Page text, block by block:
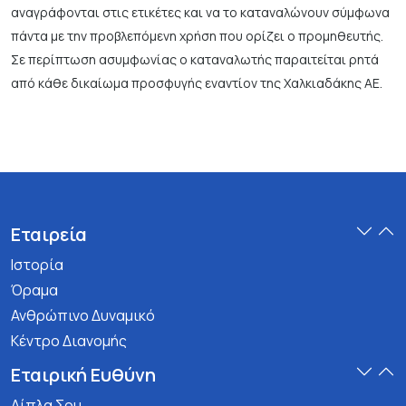
αναγράφονται στις ετικέτες και να το καταναλώνουν σύμφωνα
πάντα με την προβλεπόμενη χρήση που ορίζει ο προμηθευτής.
Σε περίπτωση ασυμφωνίας ο καταναλωτής παραιτείται ρητά
από κάθε δικαίωμα προσφυγής εναντίον της Χαλκιαδάκης ΑΕ.
Εταιρεία
Ιστορία
Όραμα
Ανθρώπινο Δυναμικό
Κέντρο Διανομής
Εταιρική Ευθύνη